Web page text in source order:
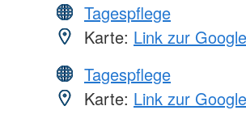
Tagespflege
Karte: Link zur
Tagespflege
Karte: Link zur